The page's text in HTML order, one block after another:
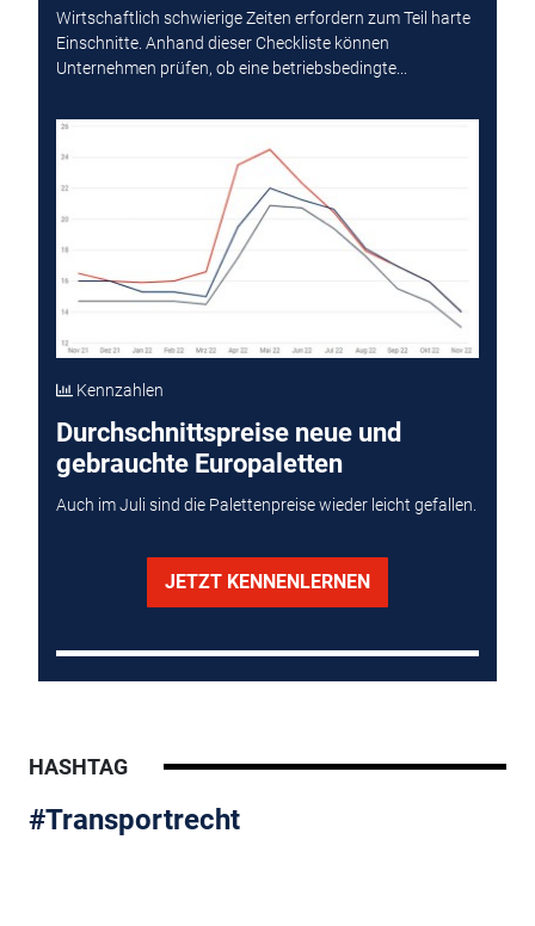
Wirtschaftlich schwierige Zeiten erfordern zum Teil harte
Einschnitte. Anhand dieser Checkliste können
Unternehmen prüfen, ob eine betriebsbedingte...
Kennzahlen
Durchschnittspreise neue und
gebrauchte Europaletten
Auch im Juli sind die Palettenpreise wieder leicht gefallen.
JETZT KENNENLERNEN
HASHTAG
#Transportrecht